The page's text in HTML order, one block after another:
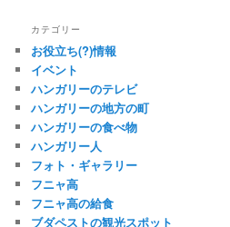
カテゴリー
お役立ち(?)情報
イベント
ハンガリーのテレビ
ハンガリーの地方の町
ハンガリーの食べ物
ハンガリー人
フォト・ギャラリー
フニャ高
フニャ高の給食
ブダペストの観光スポット